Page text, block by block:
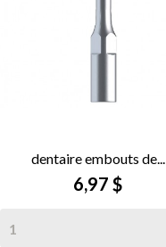
dentaire embouts de...
6,97 $